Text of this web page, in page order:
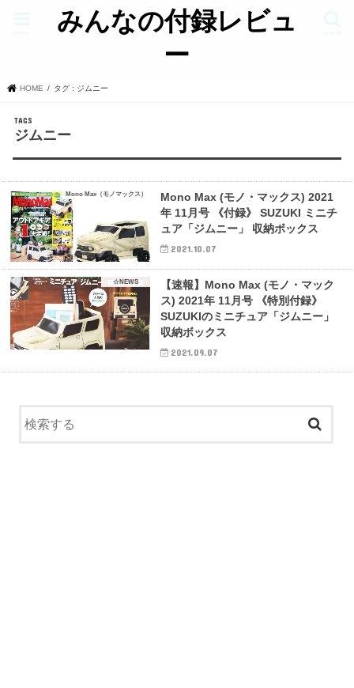
みんなの付録レビュ
ー
HOME タグ : ジムニー
ジムニー
Mono Max（モノマックス）
Mono Max (モノ・マックス) 2021
年 11月号 《付録》 SUZUKI ミニチ
ュア「ジムニー」 収納ボックス
2021.10.07
☆NEWS
【速報】Mono Max (モノ・マック
ス) 2021年 11月号 《特別付録》
SUZUKIのミニチュア「ジムニー」
収納ボックス
2021.09.07